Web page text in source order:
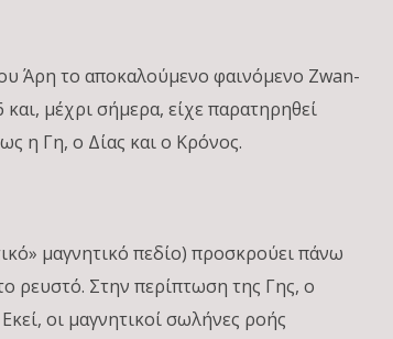
Άρη το αποκαλούμενο φαινόμενο Zwan-
μέχρι σήμερα, είχε παρατηρηθεί
η Γη, ο Δίας και ο Κρόνος.
μαγνητικό πεδίο) προσκρούει πάνω
ρευστό. Στην περίπτωση της Γης, ο
Εκεί, οι μαγνητικοί σωλήνες ροής